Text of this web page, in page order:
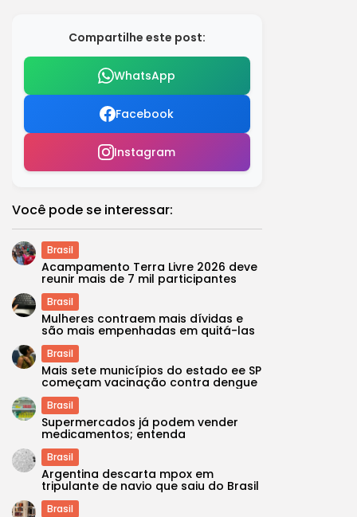
Compartilhe este post:
WhatsApp
Facebook
Instagram
Você pode se interessar:
Brasil
Acampamento Terra Livre 2026 deve
reunir mais de 7 mil participantes
Brasil
Mulheres contraem mais dívidas e
são mais empenhadas em quitá-las
Brasil
Mais sete municípios do estado ee SP
começam vacinação contra dengue
Brasil
Supermercados já podem vender
medicamentos; entenda
Brasil
Argentina descarta mpox em
tripulante de navio que saiu do Brasil
Brasil